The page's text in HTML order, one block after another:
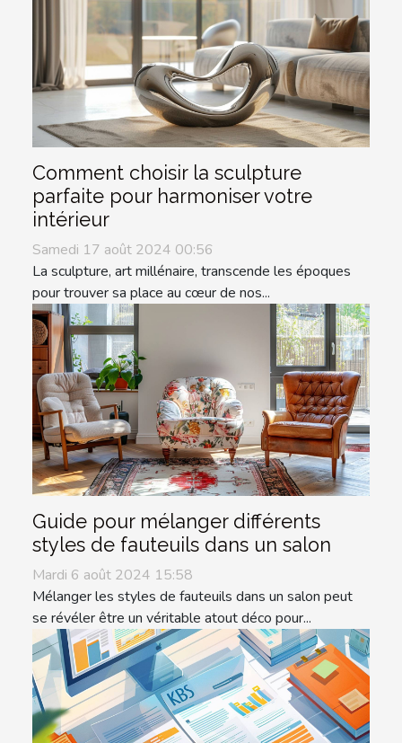
Comment choisir la sculpture
parfaite pour harmoniser votre
intérieur
Samedi 17 août 2024 00:56
La sculpture, art millénaire, transcende les époques
pour trouver sa place au cœur de nos...
Guide pour mélanger différents
styles de fauteuils dans un salon
Mardi 6 août 2024 15:58
Mélanger les styles de fauteuils dans un salon peut
se révéler être un véritable atout déco pour...